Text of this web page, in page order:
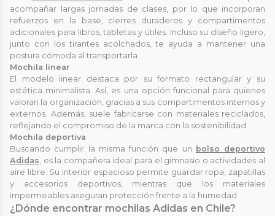
acompañar largas jornadas de clases, por lo que incorporan
refuerzos en la base, cierres duraderos y compartimentos
adicionales para libros, tabletas y útiles. Incluso su diseño ligero,
junto con los tirantes acolchados, te ayuda a mantener una
postura cómoda al transportarla.
Mochila linear
El modelo linear destaca por su formato rectangular y su
estética minimalista. Así, es una opción funcional para quienes
valoran la organización, gracias a sus compartimentos internos y
externos. Además, suele fabricarse con materiales reciclados,
reflejando el compromiso de la marca con la sostenibilidad.
Mochila deportiva
Buscando cumplir la misma función que un bolso deportivo
Adidas , es la compañera ideal para el gimnasio o actividades al
aire libre. Su interior espacioso permite guardar ropa, zapatillas
y accesorios deportivos, mientras que los materiales
impermeables aseguran protección frente a la humedad.
¿Dónde encontrar mochilas Adidas en Chile?